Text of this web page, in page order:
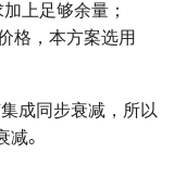
上足够余量；
格，本方案选用
成同步衰减，所以
。